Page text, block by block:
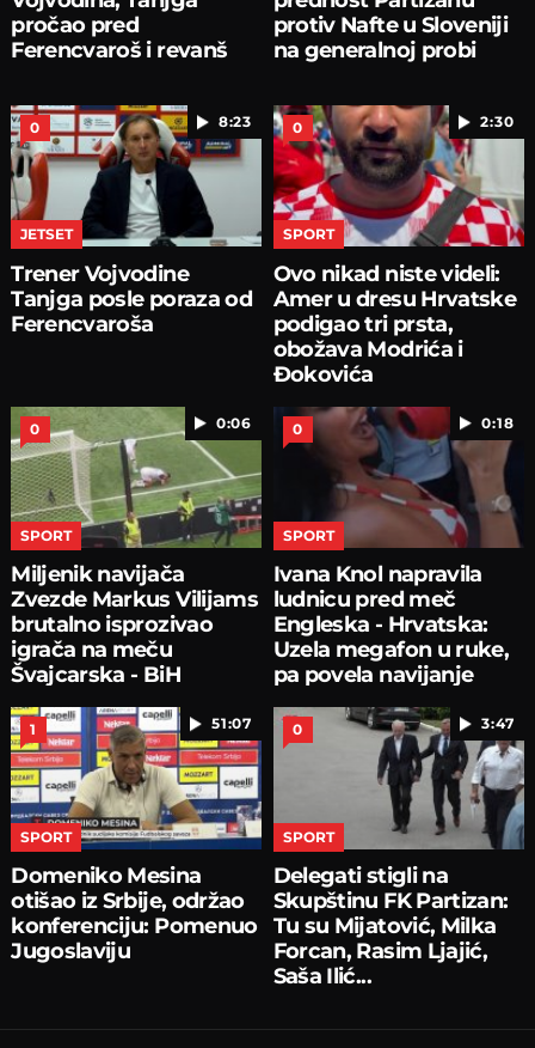
pročao pred
Ferencvaroš i revanš
protiv Nafte u Sloveniji
na generalnoj probi
8:23
0
JETSET
Trener Vojvodine
Tanjga posle poraza od
Ferencvaroša
2:30
0
SPORT
Ovo nikad niste videli:
Amer u dresu Hrvatske
podigao tri prsta,
obožava Modrića i
Đokovića
0:06
0
SPORT
Miljenik navijača
Zvezde Markus Vilijams
brutalno isprozivao
igrača na meču
Švajcarska - BiH
0:18
0
SPORT
Ivana Knol napravila
ludnicu pred meč
Engleska - Hrvatska:
Uzela megafon u ruke,
pa povela navijanje
51:07
1
SPORT
Domeniko Mesina
otišao iz Srbije, održao
konferenciju: Pomenuo
Jugoslaviju
3:47
0
SPORT
Delegati stigli na
Skupštinu FK Partizan:
Tu su Mijatović, Milka
Forcan, Rasim Ljajić,
Saša Ilić...